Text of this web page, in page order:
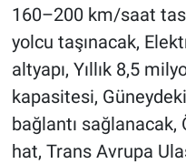
160–200 km/saat
yolcu taşınacak,
altyapı, Yıllık 8,5
kapasitesi,
bağlantı
hat, Trans Avrupa